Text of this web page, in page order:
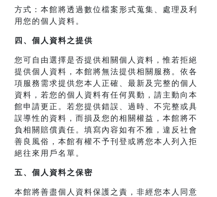
方式：本館將透過數位檔案形式蒐集、處理及利
用您的個人資料。
四、 個人資料之提供
您可自由選擇是否提供相關個人資料，惟若拒絕
提供個人資料，本館將無法提供相關服務。依各
項服務需求提供您本人正確、最新及完整的個人
資料，若您的個人資料有任何異動，請主動向本
館申請更正。若您提供錯誤、過時、不完整或具
誤導性的資料，而損及您的相關權益，本館將不
負相關賠償責任。填寫內容如有不雅，違反社會
善良風俗，本館有權不予刊登或將您本人列入拒
絕往來用戶名單。
五、個人資料之保密
本館將善盡個人資料保護之責，非經您本人同意